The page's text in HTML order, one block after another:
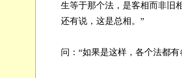
生等于那个法，是客相而非旧相
还有说，这是总相。”
问：“如果是这样，各个法都有